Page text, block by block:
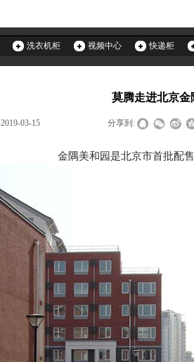
洗衣机柜 视频中心 快递柜
莫腾走进北京金
2019-03-15 分享到:
金隅美和园是北京市首批配